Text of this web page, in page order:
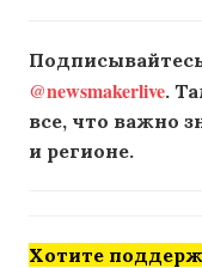
@newsmakerlive.
все, что важно
и регионе.
Хотите